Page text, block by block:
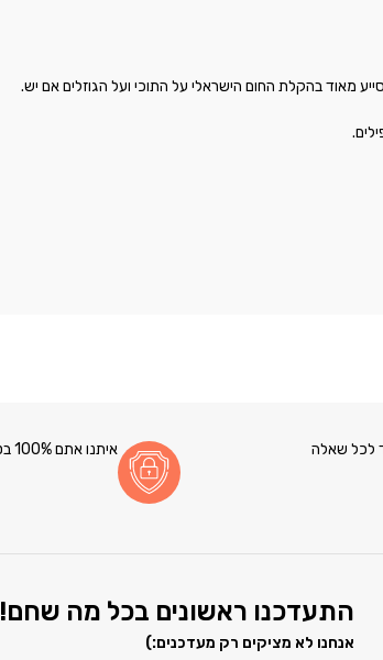
מאוד בהקלת החום הישראלי על התוכי ועל הגוזלים אם יש.
לכל שאלה איתנו אתם 100% בטוחים
התעדכנו ראשונים בכל מה שחם!
אנחנו לא מציקים רק מעדכנים:)